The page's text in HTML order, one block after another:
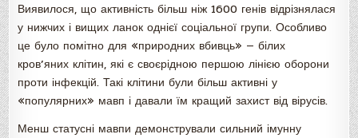
Виявилося, що активність більш ніж 1600 генів відрізнялася
у нижчих і вищих ланок однієї соціальної групи. Особливо
це було помітно для «природних вбивць» — білих
кров’яних клітин, які є своєрідною першою лінією оборони
проти інфекцій. Такі клітини були більш активні у
«популярних» мавп і давали їм кращий захист від вірусів.
Менш статусні мавпи демонстрували сильний імунну